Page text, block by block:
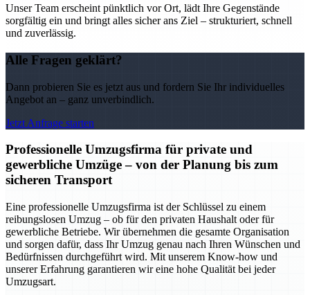
Unser Team erscheint pünktlich vor Ort, lädt Ihre Gegenstände
sorgfältig ein und bringt alles sicher ans Ziel – strukturiert, schnell
und zuverlässig.
Alle Fragen geklärt?
Dann probieren Sie es jetzt aus und fordern Sie Ihr individuelles
Angebot an – ganz unverbindlich.
Jetzt Anfrage starten
Professionelle Umzugsfirma für private und
gewerbliche Umzüge – von der Planung bis zum
sicheren Transport
Eine professionelle Umzugsfirma ist der Schlüssel zu einem
reibungslosen Umzug – ob für den privaten Haushalt oder für
gewerbliche Betriebe. Wir übernehmen die gesamte Organisation
und sorgen dafür, dass Ihr Umzug genau nach Ihren Wünschen und
Bedürfnissen durchgeführt wird. Mit unserem Know-how und
unserer Erfahrung garantieren wir eine hohe Qualität bei jeder
Umzugsart.